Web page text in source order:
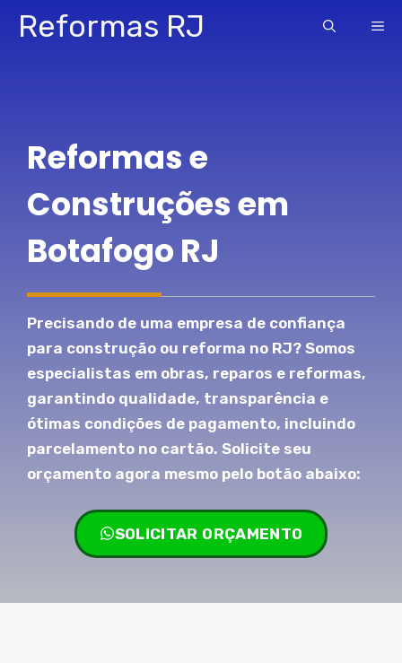
Pular
paraReformas RJ
Reformas e
Construções em
Botafogo RJ
Precisando de uma empresa de confiança
para construção ou reforma no RJ? Somos
especialistas em obras, reparos e reformas,
garantindo qualidade, transparência e
ótimas condições de pagamento, incluindo
parcelamento no cartão. Solicite seu
orçamento agora mesmo pelo botão abaixo:
SOLICITAR ORÇAMENTO